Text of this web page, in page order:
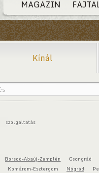
MAGAZIN
Kínál
szolgaltatás
Borsod-Abaúj-Zemplén
Csongrád
Komárom-Esztergom Nógrád